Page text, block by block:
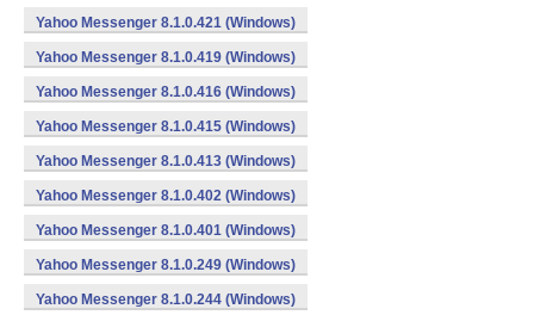
Yahoo Messenger 8.1.0.421 (Windows)
Yahoo Messenger 8.1.0.419 (Windows)
Yahoo Messenger 8.1.0.416 (Windows)
Yahoo Messenger 8.1.0.415 (Windows)
Yahoo Messenger 8.1.0.413 (Windows)
Yahoo Messenger 8.1.0.402 (Windows)
Yahoo Messenger 8.1.0.401 (Windows)
Yahoo Messenger 8.1.0.249 (Windows)
Yahoo Messenger 8.1.0.244 (Windows)